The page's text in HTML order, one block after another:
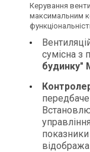
Керування
максимальним
сумісна з
будинку"